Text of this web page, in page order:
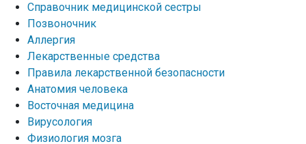
Справочник медицинской сестры
Позвоночник
Аллергия
Лекарственные средства
Правила лекарственной безопасности
Aнатомия человека
Восточная медицина
Вирусология
Физиология мозга